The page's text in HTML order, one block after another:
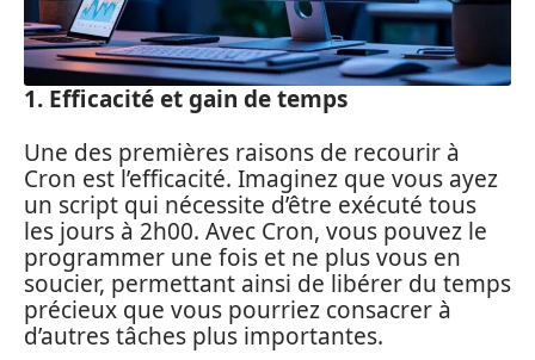
1. Efficacité et gain de temps
Une des premières raisons de recourir à
Cron est l’efficacité. Imaginez que vous ayez
un script qui nécessite d’être exécuté tous
les jours à 2h00. Avec Cron, vous pouvez le
programmer une fois et ne plus vous en
soucier, permettant ainsi de libérer du temps
précieux que vous pourriez consacrer à
d’autres tâches plus importantes.